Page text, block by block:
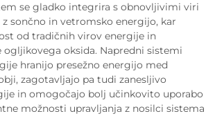
se gladko integrira s obnovljivimi viri
sončno in vetromsko energijo, kar
od tradičnih virov energije in
ogljikovega oksida. Napredni sistemi
hranijo presežno energijo med
zagotavljajo pa tudi zanesljivo
in omogočajo bolj učinkovito uporabo
možnosti upravljanja z nosilci sistema